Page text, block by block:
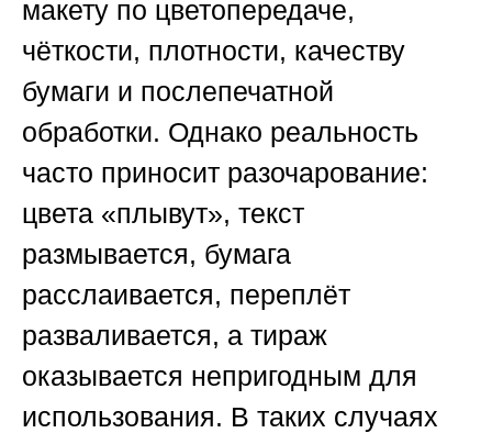
макету по цветопередаче,
чёткости, плотности, качеству
бумаги и послепечатной
обработки. Однако реальность
часто приносит разочарование:
цвета «плывут», текст
размывается, бумага
расслаивается, переплёт
разваливается, а тираж
оказывается непригодным для
использования. В таких случаях